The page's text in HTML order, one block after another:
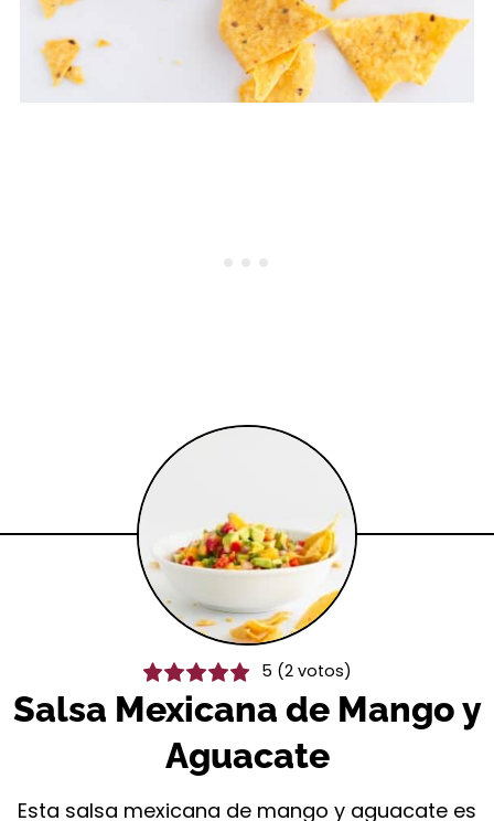
5 (2 votos)
Salsa Mexicana de Mango y
Aguacate
Esta salsa mexicana de mango y aguacate es